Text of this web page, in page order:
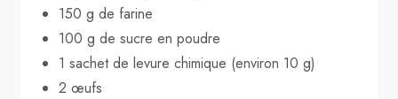
150 g de farine
100 g de sucre en poudre
1 sachet de levure chimique (environ 10 g)
2 œufs